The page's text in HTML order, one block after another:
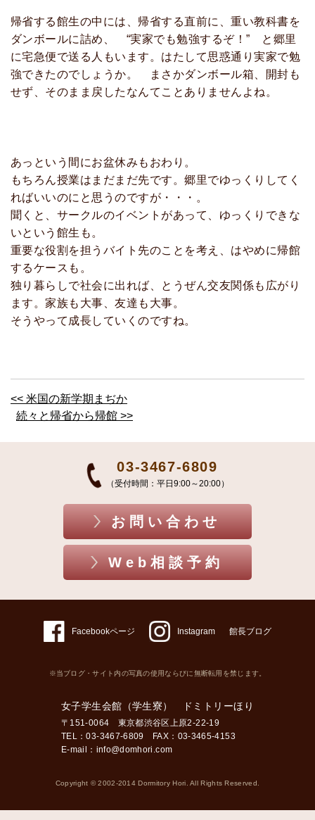
帰省する館生の中には、帰省する直前に、重い教科書を
ダンボールに詰め、 “実家でも勉強するぞ！” と郷里
に宅急便で送る人もいます。はたして思惑通り実家で勉
強できたのでしょうか。 まさかダンボール箱、開封も
せず、そのまま戻したなんてことありませんよね。
あっという間にお盆休みもおわり。
もちろん授業はまだまだ先です。郷里でゆっくりしてく
ればいいのにと思うのですが・・・。
聞くと、サークルのイベントがあって、ゆっくりできな
いという館生も。
重要な役割を担うバイト先のことを考え、はやめに帰館
するケースも。
独り暮らしで社会に出れば、とうぜん交友関係も広がり
ます。家族も大事、友達も大事。
そうやって成長していくのですね。
<< 米国の新学期まぢか
続々と帰省から帰館 >>
03-3467-6809
（受付時間：平日9:00～20:00）
お問い合わせ
Web相談予約
Facebookページ Instagram 館長ブログ
※当ブログ・サイト内の写真の使用ならびに無断転用を禁じます。
女子学生会館（学生寮） ドミトリーほり
〒151-0064 東京都渋谷区上原2-22-19
TEL：03-3467-6809 FAX：03-3465-4153
E-mail： info@domhori.com
Copyright © 2002-2014 Dormitory Hori. All Rights Reserved.